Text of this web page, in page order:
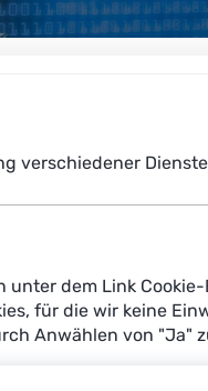
verschiedener
unter dem Link
für die wir keine
Anwählen von "Ja"